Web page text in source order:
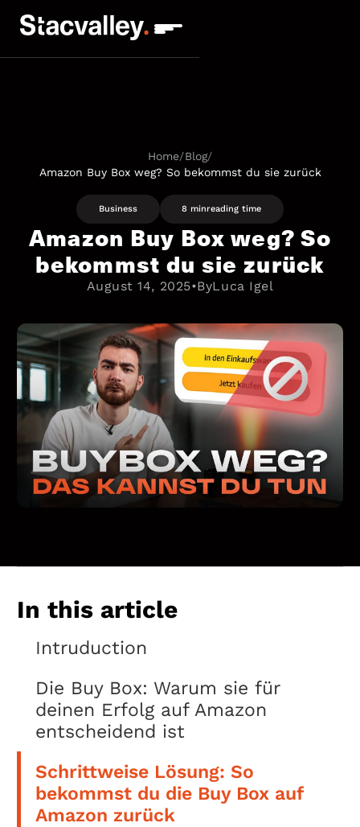
Home/Blog/
Amazon Buy Box weg? So bekommst du sie zurück
Business 8 minreading time
Amazon Buy Box weg? So
bekommst du sie zurück
August 14, 2025•ByLuca Igel
In this article
Intruduction
Die Buy Box: Warum sie für
deinen Erfolg auf Amazon
entscheidend ist
Schrittweise Lösung: So
bekommst du die Buy Box auf
Amazon zurück